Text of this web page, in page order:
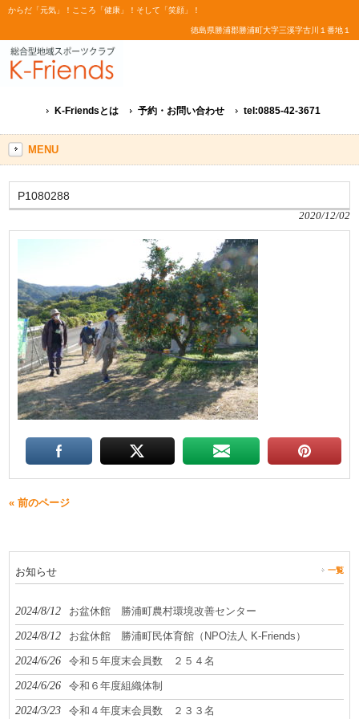
からだ「元気」！こころ「健康」！そして「笑顔」！
徳島県勝浦郡勝浦町大字三溪字古川１番地１
K-Friendsとは 予約・お問い合わせ tel:0885-42-3671
MENU
P1080288
2020/12/02
« 前のページ
お知らせ 一覧
2024/8/12 お盆休館 勝浦町農村環境改善センター
2024/8/12 お盆休館 勝浦町民体育館（NPO法人 K-Friends）
2024/6/26 令和５年度末会員数 ２５４名
2024/6/26 令和６年度組織体制
2024/3/23 令和４年度末会員数 ２３３名